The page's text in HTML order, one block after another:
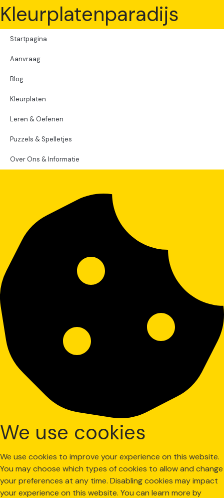
Kleurplatenparadijs
Startpagina
Aanvraag
Blog
Kleurplaten
Leren & Oefenen
Puzzels & Spelletjes
Over Ons & Informatie
We use cookies
We use cookies to improve your experience on this website.
You may choose which types of cookies to allow and change
your preferences at any time. Disabling cookies may impact
your experience on this website. You can learn more by